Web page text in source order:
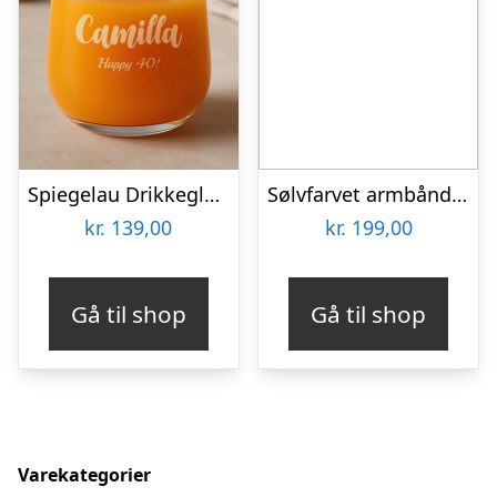
Spiegelau Drikkeglas med Gravering – Egen Tekst
kr. 139,00
Gå til shop
Sølvfarvet armbåndsur
kr. 199,00
Gå til shop
Varekategorier